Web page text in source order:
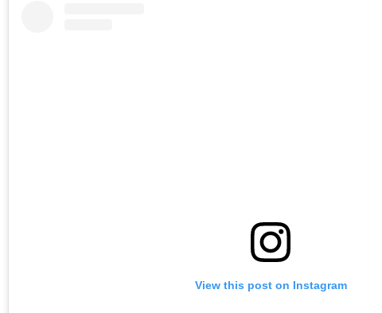
View this post on Instagram